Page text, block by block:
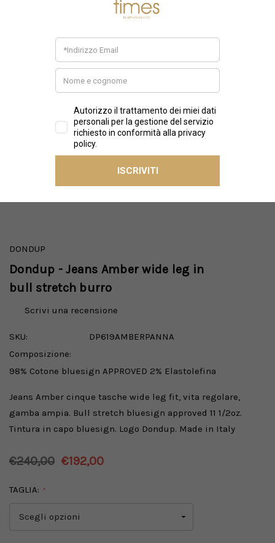
DONDUP
Dondup - Jeans Amber wide leg in
bull stretch burro
Scrivi una recensione
SKU:
DP619AMBERPANNA
Composizione:
98% Cotone bluesign APPROVED 2% Elastolefina
Jeans Amber cinque tasche wide leg fit, vita regolare,
gamba ampia. Bull stretch bluesign approved 11 1/2oz.
Tintura in capo bluesign. Logo Dondup. Made in Italy
€240,00 €192,00
TAGLIA: *